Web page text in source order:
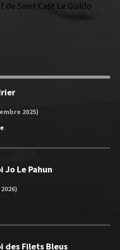
Saint Cast Le Guildo
2025)
Jo Le Pahun
des Filets Bleus